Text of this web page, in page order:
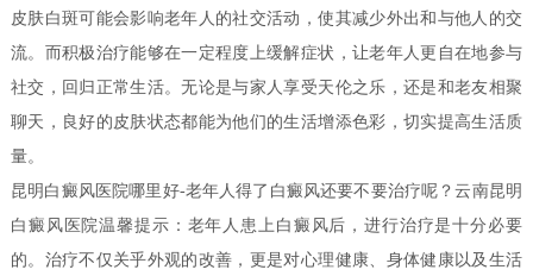
皮肤白斑可能会影响老年人的社交活动，使其减少外出和与他人的交
流。而积极治疗能够在一定程度上缓解症状，让老年人更自在地参与
社交，回归正常生活。无论是与家人享受天伦之乐，还是和老友相聚
聊天，良好的皮肤状态都能为他们的生活增添色彩，切实提高生活质
量。
昆明白癜风医院哪里好-老年人得了白癜风还要不要治疗呢？云南昆明
白癜风医院温馨提示：老年人患上白癜风后，进行治疗是十分必要
的。治疗不仅关乎外观的改善，更是对心理健康、身体健康以及生活